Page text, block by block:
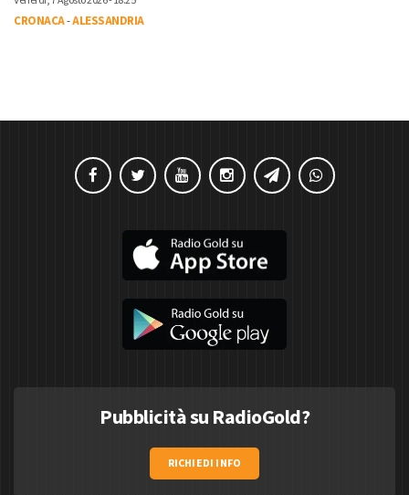
CRONACA-ALESSANDRIA
Pubblicità su RadioGold?
RICHIEDI INFO